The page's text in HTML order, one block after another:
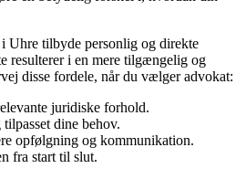
Uhre tilbyde personlig og direkte
resulterer i en mere tilgængelig og
disse fordele, når du vælger advokat:
juridiske forhold.
dine behov.
opfølgning og kommunikation.
fra start til slut.